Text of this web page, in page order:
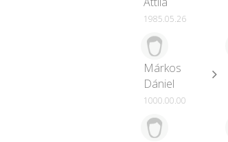
1985.05.26
Márkos
Dániel
1000.00.00